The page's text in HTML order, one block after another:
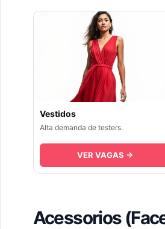
Vestidos
Alta demanda de testers.
VER VAGAS →
Acessorios